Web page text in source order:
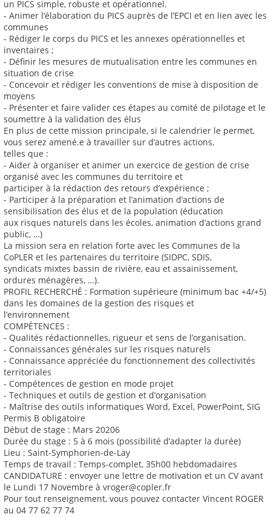
un PICS simple, robuste et opérationnel.
‐ Animer l’élaboration du PICS auprès de l’EPCI et en lien avec les
communes
‐ Rédiger le corps du PICS et les annexes opérationnelles et
inventaires ;
‐ Définir les mesures de mutualisation entre les communes en
situation de crise
‐ Concevoir et rédiger les conventions de mise à disposition de
moyens
‐ Présenter et faire valider ces étapes au comité de pilotage et le
soumettre à la validation des élus
En plus de cette mission principale, si le calendrier le permet,
vous serez amené.e à travailler sur d’autres actions,
telles que :
- Aider à organiser et animer un exercice de gestion de crise
organisé avec les communes du territoire et
participer à la rédaction des retours d’expérience ;
- Participer à la préparation et l’animation d’actions de
sensibilisation des élus et de la population (éducation
aux risques naturels dans les écoles, animation d’actions grand
public, …)
La mission sera en relation forte avec les Communes de la
CoPLER et les partenaires du territoire (SIDPC, SDIS,
syndicats mixtes bassin de rivière, eau et assainissement,
ordures ménagères, …).
PROFIL RECHERCHÉ : Formation supérieure (minimum bac +4/+5)
dans les domaines de la gestion des risques et
l’environnement
COMPÉTENCES :
- Qualités rédactionnelles, rigueur et sens de l’organisation.
- Connaissances générales sur les risques naturels
- Connaissance appréciée du fonctionnement des collectivités
territoriales
- Compétences de gestion en mode projet
- Techniques et outils de gestion et d’organisation
- Maîtrise des outils informatiques Word, Excel, PowerPoint, SIG
Permis B obligatoire
Début de stage : Mars 20206
Durée du stage : 5 à 6 mois (possibilité d’adapter la durée)
Lieu : Saint-Symphorien-de-Lay
Temps de travail : Temps-complet, 35h00 hebdomadaires
CANDIDATURE : envoyer une lettre de motivation et un CV avant
le Lundi 17 Novembre à vroger@copler.fr
Pour tout renseignement, vous pouvez contacter Vincent ROGER
au 04 77 62 77 74